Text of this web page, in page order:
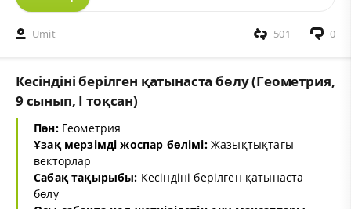
Umit 0
501
Кесіндіні берілген қатынаста бөлу (Геометрия,
9 сынып, I тоқсан)
Пән:Геометрия
Ұзақ мерзімді жоспар бөлімі:Жазықтықтағы
векторлар
Сабақ тақырыбы: Кесіндіні берілген қатынаста
бөлу